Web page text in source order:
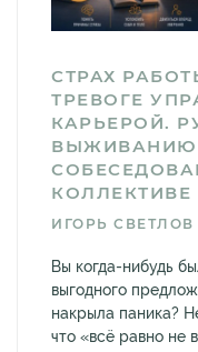
СТРАХ
ТРЕВОГЕ
КАРЬЕРОЙ.
ВЫЖИВАНИЮ
КОЛЛЕКТИВЕ
ИГОРЬ СВЕТЛОВ
Вы когда-нибудь
выгодного
накрыла паника?
что «всё равно не